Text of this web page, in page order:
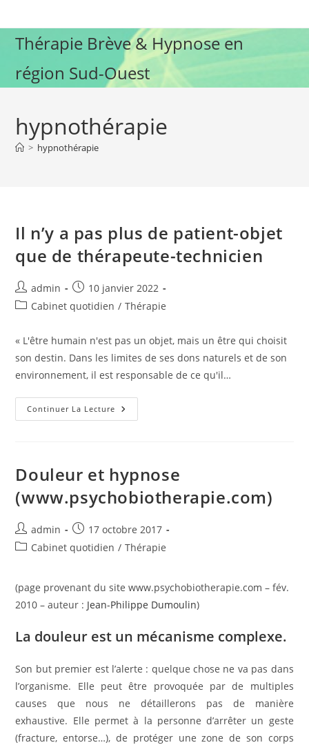
to
contentThérapie Brève & Hypnose en
région Sud-Ouest
hypnothérapie
> hypnothérapie
Il n’y a pas plus de patient-objet
que de thérapeute-technicien
Auteur/autrice
de
admin
Publication
publiée :
10 janvier 2022
PostCabinet quotidien / Thérapie
« L'être humain n'est pas un objet, mais un être qui choisit
son destin. Dans les limites de ses dons naturels et de son
environnement, il est responsable de ce qu'il…
Continuer La Lecture Il
N’y
Objet
Que
De
Thérapeute-
Douleur et hypnose
(www.psychobiotherapie.com)
Auteur/autrice
de
admin
Publication
publiée :
17 octobre 2017
PostCabinet quotidien / Thérapie
(page provenant du site www.psychobiotherapie.com – fév.
2010 – auteur : Jean-Philippe Dumoulin)
La douleur est un mécanisme complexe.
Son but premier est l’alerte : quelque chose ne va pas dans
l’organisme. Elle peut être provoquée par de multiples
causes que nous ne détaillerons pas de manière
exhaustive. Elle permet à la personne d’arrêter un geste
(fracture, entorse…), de protéger une zone de son corps